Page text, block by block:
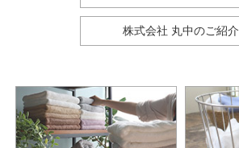
株式会社 丸中のご紹介